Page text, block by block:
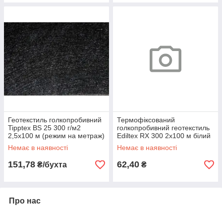
Геотекстиль голкопробивний
Tipptex BS 25 300 г/м2
2,5х100 м (режим на метраж)
Немає в наявності
151,78 ₴/бухта
Термофіксований
голкопробивний геотекстиль
Ediltex RX 300 2х100 м білий
(на метраж)
Немає в наявності
62,40 ₴
Про нас